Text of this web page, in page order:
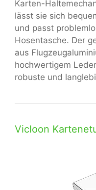
Karten-
lässt sie sich
und passt
Hosentasche. Der
aus
hochwertigem
robuste und
Vicloon